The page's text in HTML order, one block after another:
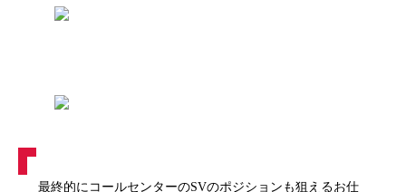
最終的にコールセンターのSVのポジションも狙えるお仕